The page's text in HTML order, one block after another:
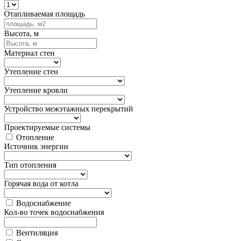
Отапливаемая площадь
Высота, м
Материал стен
Утепление стен
Утепление кровли
Устройство межэтажных перекрытий
Проектируемые системы
Отопление
Источник энергии
Тип отопления
Горячая вода от котла
Водоснабжение
Кол-во точек водоснабжения
Вентиляция